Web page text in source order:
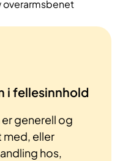
overarmsbenet
i fellesinnhold
generell og
eller
hos,